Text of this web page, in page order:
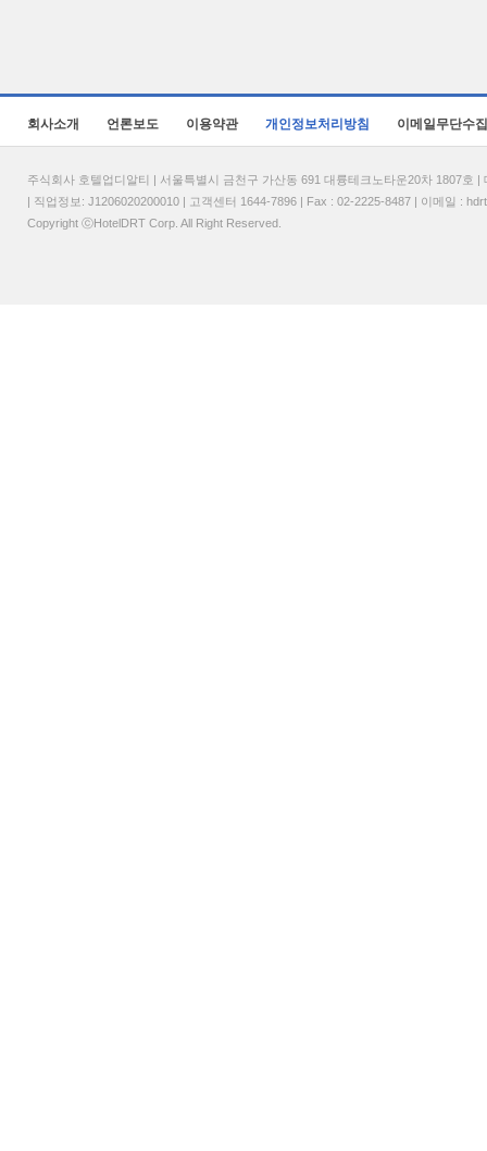
회사소개 언론보도 이용약관 개인정보처리방침 이메일무단수
주식회사 호텔업디알티 | 서울특별시 금천구 가산동 691 대륭테크노타운20차 1807
| 직업정보: J1206020200010 | 고객센터 1644-7896 | Fax : 02-2225-8487 | 이메일 :
Copyright ⓒHotelDRT Corp. All Right Reserved.